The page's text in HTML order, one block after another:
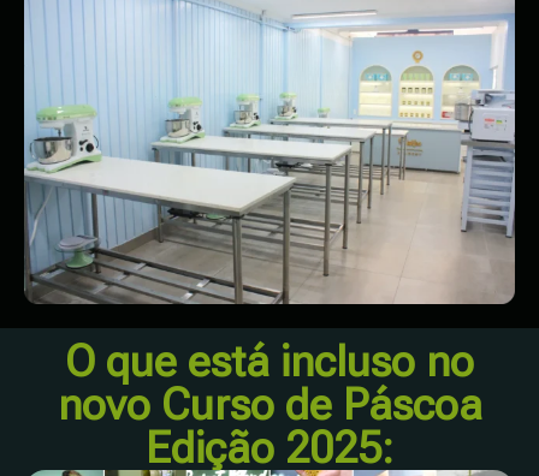
O que está incluso no
novo Curso de Páscoa
Edição 2025: